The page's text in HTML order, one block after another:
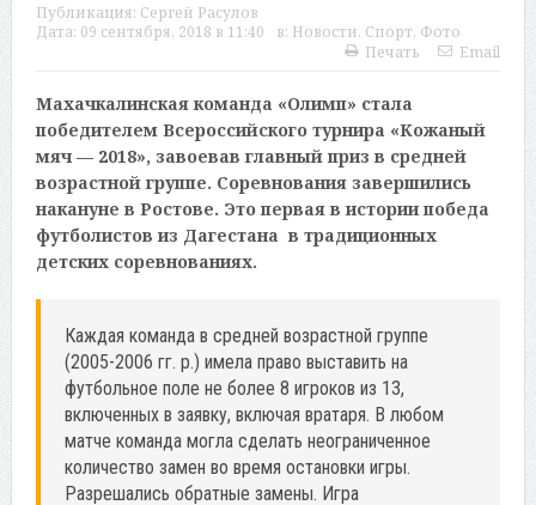
Публикация: Сергей Расулов
Дата: 09 сентября, 2018 в 11:40 в: Новости, Спорт, Фото
Печать
Email
Махачкалинская команда «Олимп» стала
победителем Всероссийского турнира «Кожаный
мяч — 2018», завоевав главный приз в средней
возрастной группе. Соревнования завершились
накануне в Ростове. Это первая в истории победа
футболистов из Дагестана в традиционных
детских соревнованиях.
Каждая команда в средней возрастной группе
(2005-2006 гг. р.) имела право выставить на
футбольное поле не более 8 игроков из 13,
включенных в заявку, включая вратаря. В любом
матче команда могла сделать неограниченное
количество замен во время остановки игры.
Разрешались обратные замены. Игра